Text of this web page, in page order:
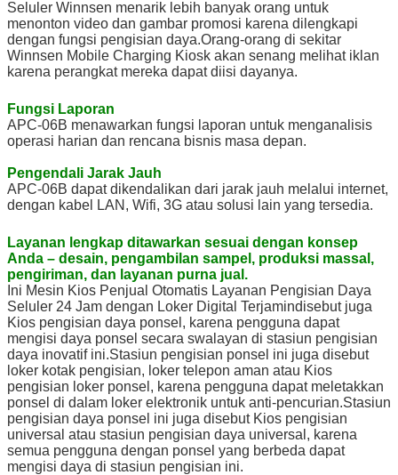
Operasional
Sertifikat CE, FCC
Seluler Winnsen menarik lebih banyak orang untuk
menonton video dan gambar promosi karena dilengkapi
dengan fungsi pengisian daya.Orang-orang di sekitar
Winnsen Mobile Charging Kiosk akan senang melihat iklan
karena perangkat mereka dapat diisi dayanya.
Fungsi Laporan
APC-06B menawarkan fungsi laporan untuk menganalisis
operasi harian dan rencana bisnis masa depan.
Pengendali Jarak Jauh
APC-06B dapat dikendalikan dari jarak jauh melalui internet,
dengan kabel LAN, Wifi, 3G atau solusi lain yang tersedia.
Layanan lengkap ditawarkan sesuai dengan konsep
Anda – desain, pengambilan sampel, produksi massal,
pengiriman, dan layanan purna jual.
Ini Mesin Kios Penjual Otomatis Layanan Pengisian Daya
Seluler 24 Jam dengan Loker Digital Terjamindisebut juga
Kios pengisian daya ponsel, karena pengguna dapat
mengisi daya ponsel secara swalayan di stasiun pengisian
daya inovatif ini.Stasiun pengisian ponsel ini juga disebut
loker kotak pengisian, loker telepon aman atau Kios
pengisian loker ponsel, karena pengguna dapat meletakkan
ponsel di dalam loker elektronik untuk anti-pencurian.Stasiun
pengisian daya ponsel ini juga disebut Kios pengisian
universal atau stasiun pengisian daya universal, karena
semua pengguna dengan ponsel yang berbeda dapat
mengisi daya di stasiun pengisian ini.